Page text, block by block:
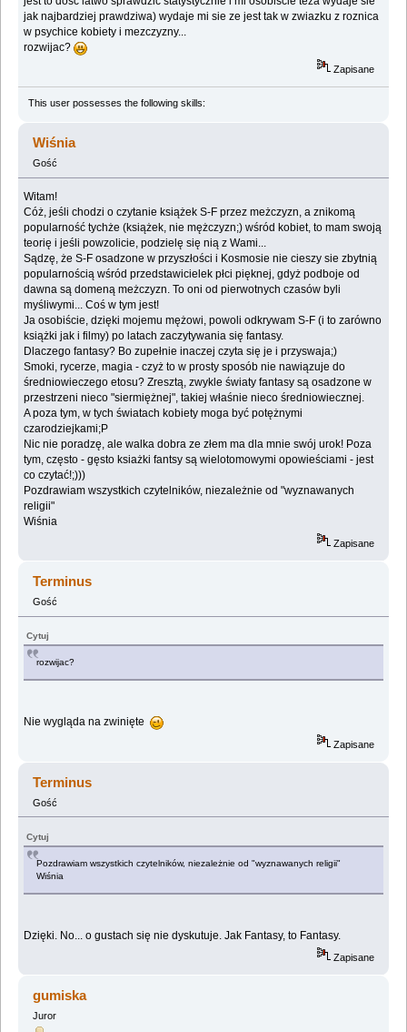
jak najbardziej prawdziwa) wydaje mi sie ze jest tak w zwiazku z roznica
w psychice kobiety i mezczyzny...
rozwijac?
Zapisane
This user possesses the following skills:
Wiśnia
Gość
Witam!
Cóż, jeśli chodzi o czytanie książek S-F przez meżczyzn, a znikomą
popularność tychże (książek, nie mężczyzn;) wśród kobiet, to mam swoją
teorię i jeśli powzolicie, podzielę się nią z Wami...
Sądzę, że S-F osadzone w przyszłości i Kosmosie nie cieszy sie zbytnią
popularnością wśród przedstawicielek płci pięknej, gdyż podboje od
dawna są domeną meżczyzn. To oni od pierwotnych czasów byli
myśliwymi... Coś w tym jest!
Ja osobiście, dzięki mojemu mężowi, powoli odkrywam S-F (i to zarówno
książki jak i filmy) po latach zaczytywania się fantasy.
Dlaczego fantasy? Bo zupełnie inaczej czyta się je i przyswaja;)
Smoki, rycerze, magia - czyż to w prosty sposób nie nawiązuje do
średniowieczego etosu? Zresztą, zwykle światy fantasy są osadzone w
przestrzeni nieco "siermiężnej", takiej właśnie nieco średniowiecznej.
A poza tym, w tych światach kobiety moga być potężnymi
czarodziejkami;P
Nic nie poradzę, ale walka dobra ze złem ma dla mnie swój urok! Poza
tym, często - gęsto ksiażki fantsy są wielotomowymi opowieściami - jest
co czytać!;)))
Pozdrawiam wszystkich czytelników, niezależnie od "wyznawanych
religii"
Wiśnia
Zapisane
Terminus
Gość
Cytuj
rozwijac?
Nie wygląda na zwinięte
Zapisane
Terminus
Gość
Cytuj
Pozdrawiam wszystkich czytelników, niezależnie od "wyznawanych religii"
Wiśnia
Dzięki. No... o gustach się nie dyskutuje. Jak Fantasy, to Fantasy.
Zapisane
gumiska
Juror